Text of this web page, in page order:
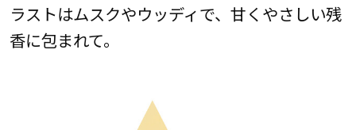
ラストはムスクやウッディで、甘くやさしい残
香に包まれて。